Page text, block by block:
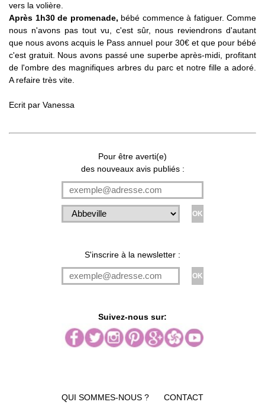
vers la volière.
Après 1h30 de promenade, bébé commence à fatiguer. Comme
nous n'avons pas tout vu, c'est sûr, nous reviendrons d'autant
que nous avons acquis le Pass annuel pour 30€ et que pour bébé
c'est gratuit. Nous avons passé une superbe après-midi, profitant
de l'ombre des magnifiques arbres du parc et notre fille a adoré.
A refaire très vite.
Ecrit par Vanessa
Pour être averti(e)
des nouveaux avis publiés :
S'inscrire à la newsletter :
Suivez-nous sur:
QUI SOMMES-NOUS ? CONTACT